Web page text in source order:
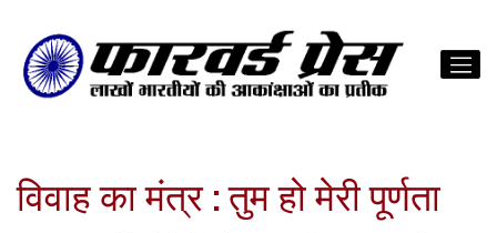
विवाह का मंत्र : तुम हो मेरी पूर्णता